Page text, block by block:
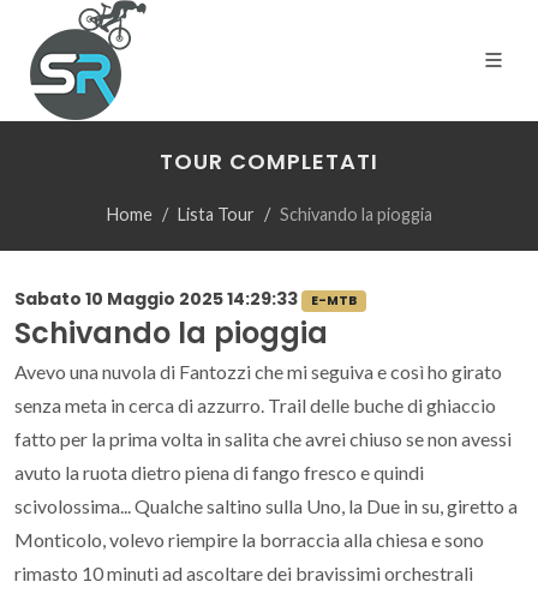
TOUR COMPLETATI
Home Lista Tour Schivando la pioggia
Sabato 10 Maggio 2025 14:29:33 E-MTB
Schivando la pioggia
Avevo una nuvola di Fantozzi che mi seguiva e così ho girato
senza meta in cerca di azzurro. Trail delle buche di ghiaccio
fatto per la prima volta in salita che avrei chiuso se non avessi
avuto la ruota dietro piena di fango fresco e quindi
scivolossima... Qualche saltino sulla Uno, la Due in su, giretto a
Monticolo, volevo riempire la borraccia alla chiesa e sono
rimasto 10 minuti ad ascoltare dei bravissimi orchestrali